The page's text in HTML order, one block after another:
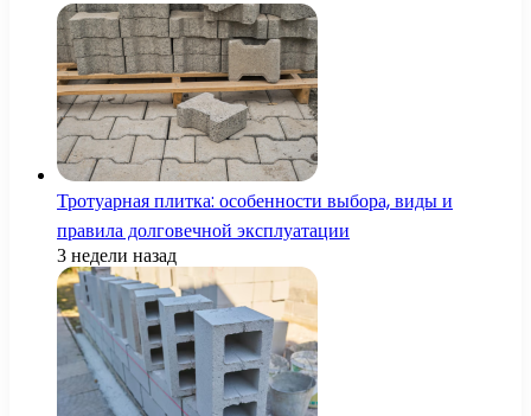
Тротуарная плитка: особенности выбора, виды и
правила долговечной эксплуатации
3 недели назад